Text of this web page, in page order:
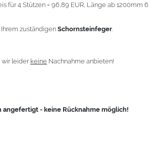
für 4 Stützen = 96,89 EUR, Länge ab 1200mm 6
zuständigen Schornsteinfeger
wir leiderkeine Nachnahme anbieten!
angefertigt - keine Rücknahme möglich!